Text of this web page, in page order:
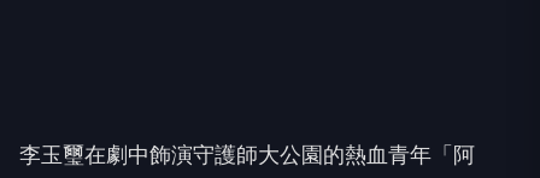
李玉璽在劇中飾演守護師大公園的熱血青年「阿